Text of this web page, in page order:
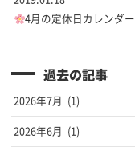
4月の定休日カレンダー
過去の記事
2026年7月 (1)
2026年6月 (1)